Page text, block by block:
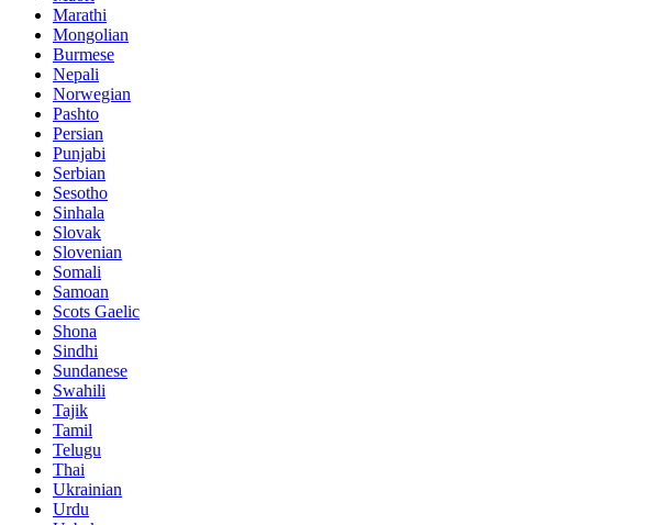
Marathi
Mongolian
Burmese
Nepali
Norwegian
Pashto
Persian
Punjabi
Serbian
Sesotho
Sinhala
Slovak
Slovenian
Somali
Samoan
Scots Gaelic
Shona
Sindhi
Sundanese
Swahili
Tajik
Tamil
Telugu
Thai
Ukrainian
Urdu